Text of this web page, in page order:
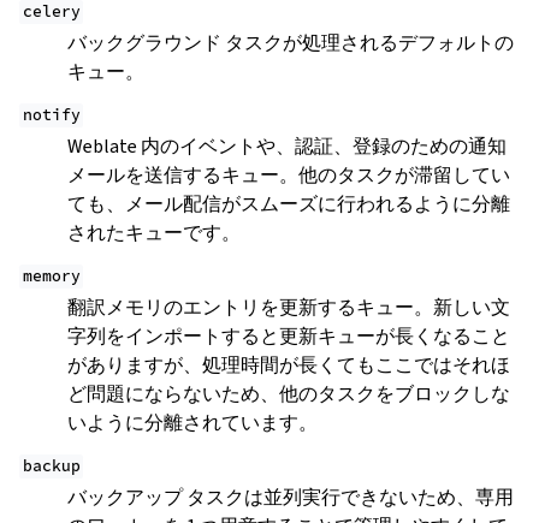
celery
バックグラウンド タスクが処理されるデフォルトの
キュー。
notify
Weblate 内のイベントや、認証、登録のための通知
メールを送信するキュー。他のタスクが滞留してい
ても、メール配信がスムーズに行われるように分離
されたキューです。
memory
翻訳メモリのエントリを更新するキュー。新しい文
字列をインポートすると更新キューが長くなること
がありますが、処理時間が長くてもここではそれほ
ど問題にならないため、他のタスクをブロックしな
いように分離されています。
backup
バックアップ タスクは並列実行できないため、専用